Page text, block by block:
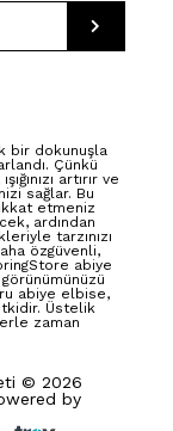
bir dokunuşla
Çünkü
artırır ve
sağlar. Bu
etmeniz
ardından
tarzınızı
özgüvenli,
abiye
abiye elbise,
Üstelik
zaman
© 2026
by